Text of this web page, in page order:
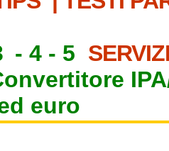
- 4 - 5
euro